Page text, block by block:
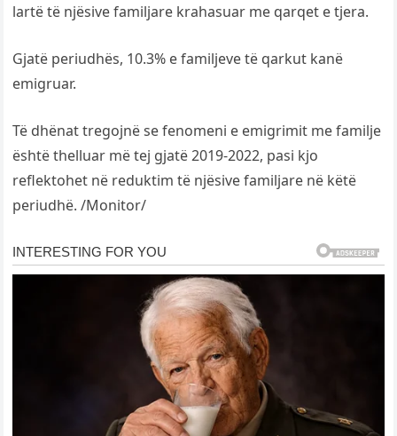
lartë të njësive familjare krahasuar me qarqet e tjera.
Gjatë periudhës, 10.3% e familjeve të qarkut kanë
emigruar.
Të dhënat tregojnë se fenomeni e emigrimit me familje
është thelluar më tej gjatë 2019-2022, pasi kjo
reflektohet në reduktim të njësive familjare në këtë
periudhë. /Monitor/